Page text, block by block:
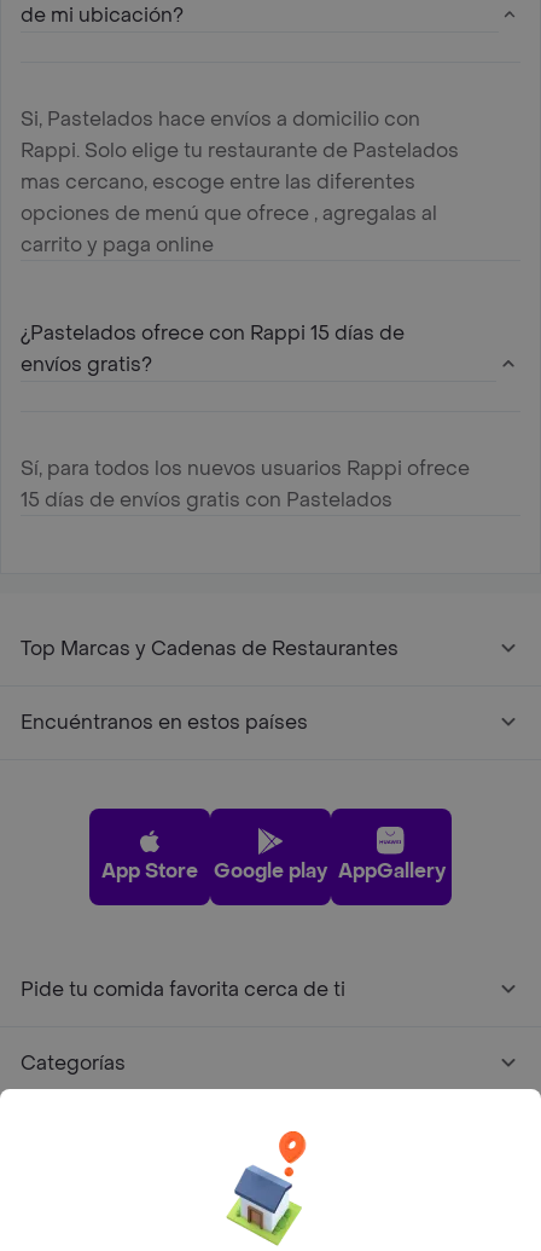
de mi ubicación?
Si, Pastelados hace envíos a domicilio con
Rappi. Solo elige tu restaurante de Pastelados
mas cercano, escoge entre las diferentes
opciones de menú que ofrece , agregalas al
carrito y paga online
¿Pastelados ofrece con Rappi 15 días de
envíos gratis?
Sí, para todos los nuevos usuarios Rappi ofrece
15 días de envíos gratis con Pastelados
Top Marcas y Cadenas de Restaurantes
Encuéntranos en estos países
App Store Google play AppGallery
Pide tu comida favorita cerca de ti
Categorías